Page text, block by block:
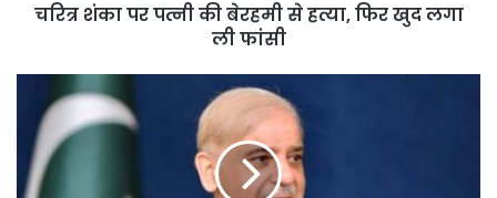
चरित्र शंका पर पत्नी की बेरहमी से हत्या, फिर खुद लगा
ली फांसी